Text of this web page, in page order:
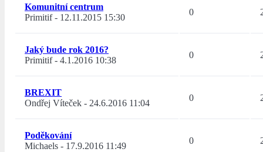
Komunitní centrum
Primitif- 12.11.2015 15:30
0
Jaký bude rok 2016?
Primitif- 4.1.2016 10:38
0
BREXIT
Ondřej Víteček - 24.6.2016 11:04
0
Poděkování
Michaels - 17.9.2016 11:49
0